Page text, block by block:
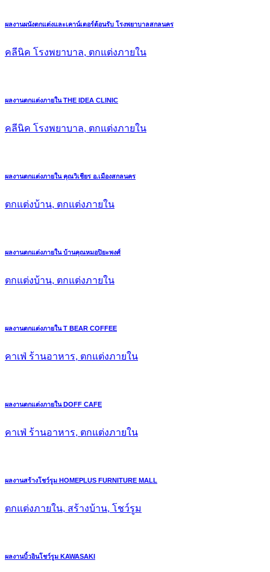
ผลงานผนังตกแต่งและเคาน์เตอร์ต้อนรับ โรงพยาบาลสกลนคร
คลีนิค โรงพยาบาล, ตกแต่งภายใน
ผลงานตกแต่งภายใน THE IDEA CLINIC
คลีนิค โรงพยาบาล, ตกแต่งภายใน
ผลงานตกแต่งภายใน คุณวิเชียร อ.เมืองสกลนคร
ตกแต่งบ้าน, ตกแต่งภายใน
ผลงานตกแต่งภายใน บ้านคุณหมอปิยะพงศ์
ตกแต่งบ้าน, ตกแต่งภายใน
ผลงานตกแต่งภายใน T BEAR COFFEE
คาเฟ่ ร้านอาหาร, ตกแต่งภายใน
ผลงานตกแต่งภายใน DOFF CAFE
คาเฟ่ ร้านอาหาร, ตกแต่งภายใน
ผลงานสร้างโชว์รูม HOMEPLUS FURNITURE MALL
ตกแต่งภายใน, สร้างบ้าน, โชว์รูม
ผลงานบิ้วอินโชว์รูม KAWASAKI